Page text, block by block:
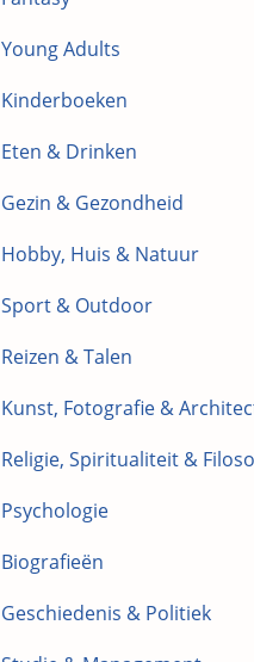
Young Adults
Kinderboeken
Eten & Drinken
Gezin & Gezondheid
Hobby, Huis & Natuur
Sport & Outdoor
Reizen & Talen
Kunst, Fotografie &
Religie, Spiritualiteit &
Psychologie
Biografieën
Geschiedenis & Politiek